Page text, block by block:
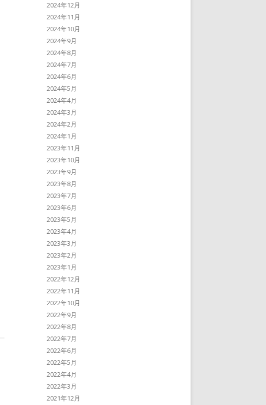
2024年12月
2024年11月
2024年10月
2024年9月
2024年8月
2024年7月
2024年6月
2024年5月
2024年4月
2024年3月
2024年2月
2024年1月
2023年11月
2023年10月
2023年9月
2023年8月
2023年7月
2023年6月
2023年5月
2023年4月
2023年3月
2023年2月
2023年1月
2022年12月
2022年11月
2022年10月
2022年9月
2022年8月
2022年7月
2022年6月
2022年5月
2022年4月
2022年3月
2021年12月